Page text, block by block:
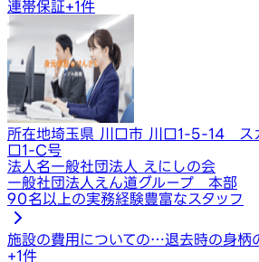
連帯保証+1件
所在地埼玉県 川口市 川口1-5-14 ス
口1-C号
法人名一般社団法人 えにしの会
一般社団法人えん道グループ 本部
90名以上の実務経験豊富なスタッフ
施設の費用についての…退去時の身柄
+1件